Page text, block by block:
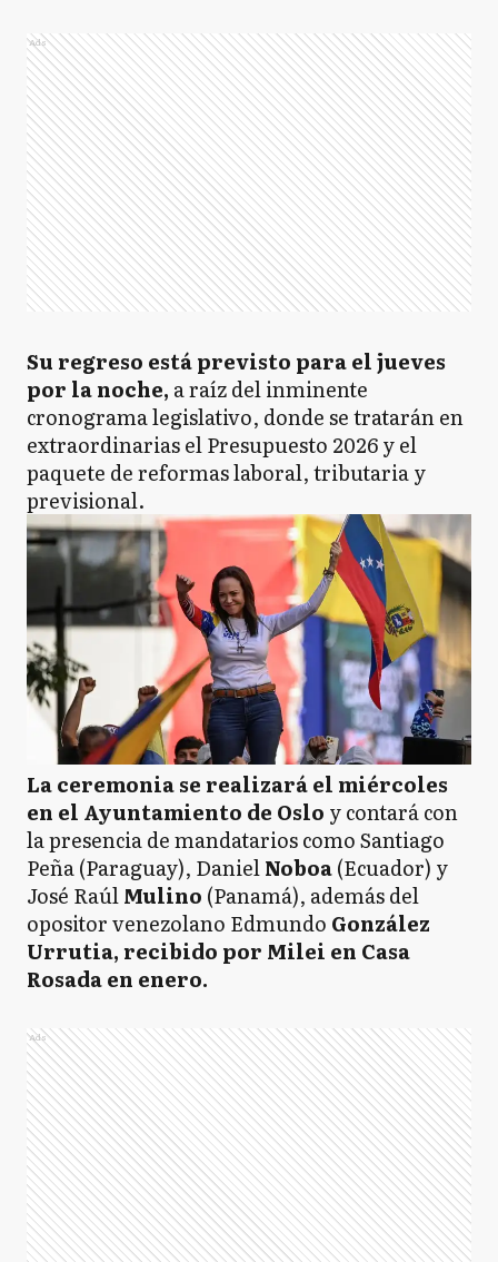
Ads
Su regreso está previsto para el jueves
por la noche, a raíz del inminente
cronograma legislativo, donde se tratarán en
extraordinarias el Presupuesto 2026 y el
paquete de reformas laboral, tributaria y
previsional.
La ceremonia se realizará el miércoles
en el Ayuntamiento de Oslo y contará con
la presencia de mandatarios como Santiago
Peña (Paraguay), DanielNoboa(Ecuador) y
José RaúlMulino (Panamá), además del
opositor venezolano Edmundo González
Urrutia, recibido por Milei en Casa
Rosada en enero.
Ads